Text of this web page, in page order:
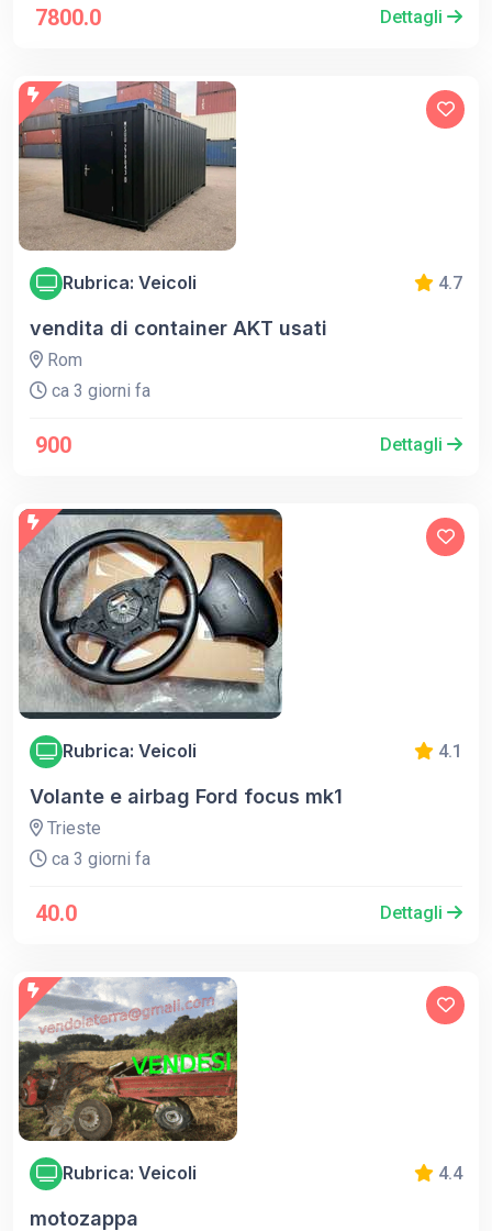
7800.0 Dettagli
Rubrica: Veicoli 4.7
vendita di container AKT usati
Rom
ca 3 giorni fa
900 Dettagli
Rubrica: Veicoli 4.1
Volante e airbag Ford focus mk1
Trieste
ca 3 giorni fa
40.0 Dettagli
Rubrica: Veicoli 4.4
motozappa